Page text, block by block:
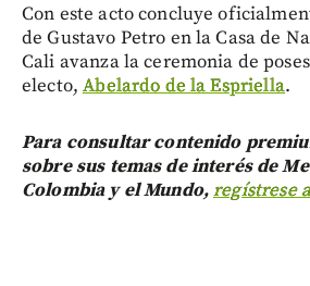
Con este acto concluye
de Gustavo Petro en la Casa de
Cali avanza la ceremonia de
electo,Abelardo de la Espriella.
Para consultar contenido
sobre sus temas de interés de
Colombia y el Mundo,regístrese